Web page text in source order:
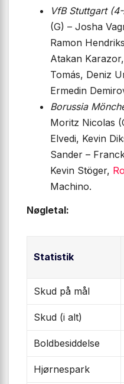
VfB Stuttgart
(G) – Josha
Ramon
Atakan Karazor,
Tomás, Deniz
Ermedin
Borussia
Moritz Nicolas
Elvedi, Kevin
Sander –
Kevin Stöger,
Machino.
Nøgletal:
Statistik
Skud på mål
Skud (i alt)
Boldbesiddelse
Hjørnespark